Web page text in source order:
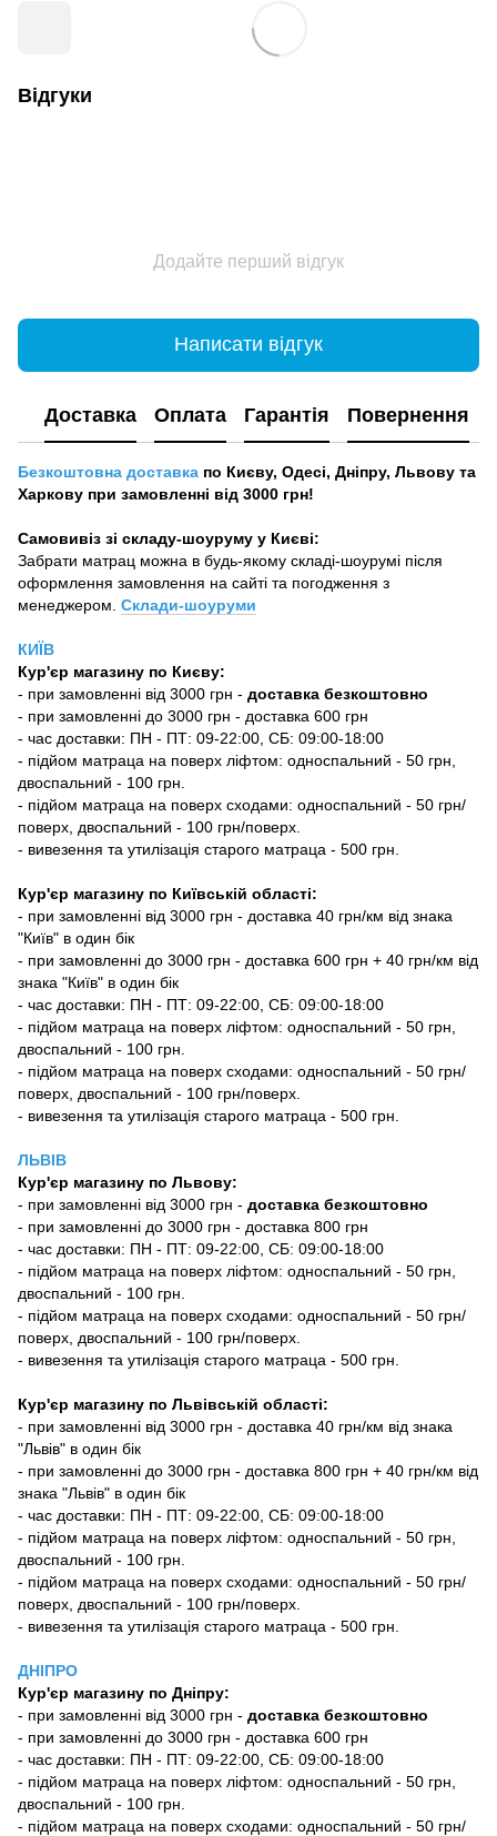
Відгуки
Додайте перший відгук
Написати відгук
Доставка Оплата Гарантія Повернення
Безкоштовна доставка по Києву, Одесі, Дніпру, Львову та
Харкову при замовленні від 3000 грн!
Самовивіз зі складу-шоуруму у Києві:
Забрати матрац можна в будь-якому складі-шоурумі після
оформлення замовлення на сайті та погодження з
менеджером. Склади-шоуруми
КИЇВ
Кур'єр магазину по Києву:
- при замовленні від 3000 грн - доставка безкоштовно
- при замовленні до 3000 грн - доставка 600 грн
- час доставки: ПН - ПТ: 09-22:00, СБ: 09:00-18:00
- підйом матраца на поверх ліфтом: односпальний - 50 грн,
двоспальний - 100 грн.
- підйом матраца на поверх сходами: односпальний - 50 грн/
поверх, двоспальний - 100 грн/поверх.
- вивезення та утилізація старого матраца - 500 грн.
Кур'єр магазину по Київській області:
- при замовленні від 3000 грн - доставка 40 грн/км від знака
"Київ" в один бік
- при замовленні до 3000 грн - доставка 600 грн + 40 грн/км від
знака "Київ" в один бік
- час доставки: ПН - ПТ: 09-22:00, СБ: 09:00-18:00
- підйом матраца на поверх ліфтом: односпальний - 50 грн,
двоспальний - 100 грн.
- підйом матраца на поверх сходами: односпальний - 50 грн/
поверх, двоспальний - 100 грн/поверх.
- вивезення та утилізація старого матраца - 500 грн.
ЛЬВІВ
Кур'єр магазину по Львову:
- при замовленні від 3000 грн - доставка безкоштовно
- при замовленні до 3000 грн - доставка 800 грн
- час доставки: ПН - ПТ: 09-22:00, СБ: 09:00-18:00
- підйом матраца на поверх ліфтом: односпальний - 50 грн,
двоспальний - 100 грн.
- підйом матраца на поверх сходами: односпальний - 50 грн/
поверх, двоспальний - 100 грн/поверх.
- вивезення та утилізація старого матраца - 500 грн.
Кур'єр магазину по Львівській області:
- при замовленні від 3000 грн - доставка 40 грн/км від знака
"Львів" в один бік
- при замовленні до 3000 грн - доставка 800 грн + 40 грн/км від
знака "Львів" в один бік
- час доставки: ПН - ПТ: 09-22:00, СБ: 09:00-18:00
- підйом матраца на поверх ліфтом: односпальний - 50 грн,
двоспальний - 100 грн.
- підйом матраца на поверх сходами: односпальний - 50 грн/
поверх, двоспальний - 100 грн/поверх.
- вивезення та утилізація старого матраца - 500 грн.
ДНІПРО
Кур'єр магазину по Дніпру:
- при замовленні від 3000 грн - доставка безкоштовно
- при замовленні до 3000 грн - доставка 600 грн
- час доставки: ПН - ПТ: 09-22:00, СБ: 09:00-18:00
- підйом матраца на поверх ліфтом: односпальний - 50 грн,
двоспальний - 100 грн.
- підйом матраца на поверх сходами: односпальний - 50 грн/